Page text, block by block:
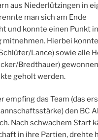
aus Niederlützingen in
man sich am Ende
und konnte einen Punkt
mitnehmen. Hierbei konnte
Lance) sowie alle
Bredthauer)
geholt werden.
empfing das Team (das
den BC
Nach schwachem Start
in ihre Partien, drehte